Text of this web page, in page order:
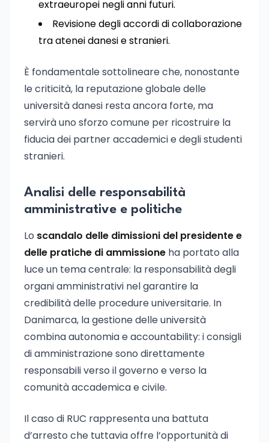
extraeuropei negli anni futuri.
Revisione degli accordi di collaborazione
tra atenei danesi e stranieri.
È fondamentale sottolineare che, nonostante
le criticità, la reputazione globale delle
università danesi resta ancora forte, ma
servirà uno sforzo comune per ricostruire la
fiducia dei partner accademici e degli studenti
stranieri.
Analisi delle responsabilità
amministrative e politiche
Lo scandalo delle dimissioni del presidente e
delle pratiche di ammissione ha portato alla
luce un tema centrale: la responsabilità degli
organi amministrativi nel garantire la
credibilità delle procedure universitarie. In
Danimarca, la gestione delle università
combina autonomia e accountability: i consigli
di amministrazione sono direttamente
responsabili verso il governo e verso la
comunità accademica e civile.
Il caso di RUC rappresenta una battuta
d’arresto che tuttavia offre l’opportunità di